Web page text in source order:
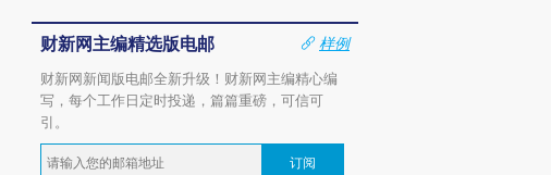
财新网主编精选版电邮
样例
财新网新闻版电邮全新升级！财新网主编精心编
写，每个工作日定时投递，篇篇重磅，可信可
引。
订阅